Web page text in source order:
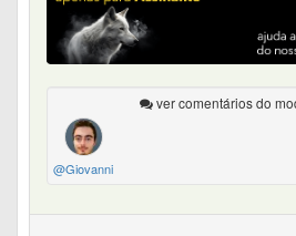
ver comentários do
@Giovanni